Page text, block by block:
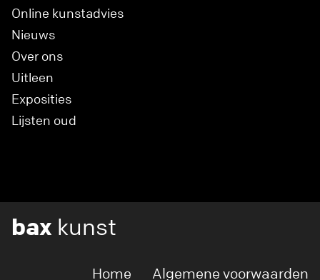
Online kunstadvies
Nieuws
Over ons
Uitleen
Exposities
Lijsten oud
bax kunst
Home Algemene voorwaarden